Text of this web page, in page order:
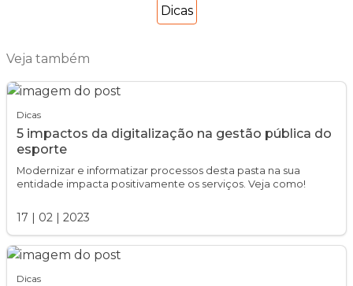
Dicas
Veja também
Dicas
5 impactos da digitalização na gestão pública do
esporte
Modernizar e informatizar processos desta pasta na sua
entidade impacta positivamente os serviços. Veja como!
17 02 2023
Dicas